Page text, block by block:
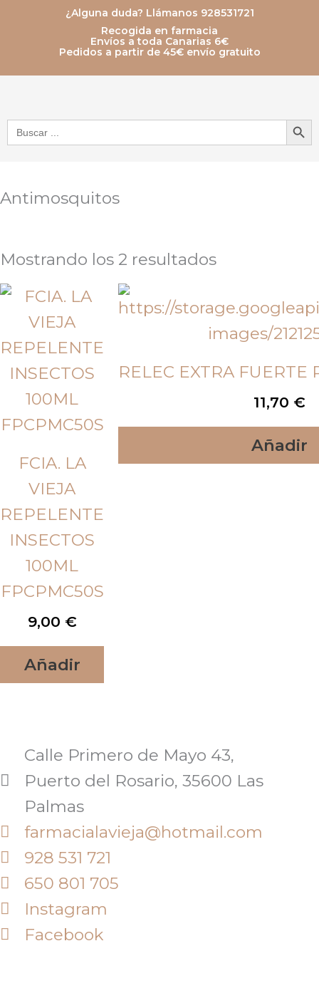
¿Alguna duda? Llámanos 928531721
Recogida en farmacia
Envíos a toda Canarias 6€
Pedidos a partir de 45€ envío gratuito
Buscar: Botón de
Antimosquitos
Mostrando los 2 resultados
FCIA. LA
VIEJA
REPELENTE
INSECTOS
100ML
FPCPMC50S
9,00 €
Añadir
RELEC EXTRA FUERTE
11,70 €
Añadir
Calle Primero de Mayo 43,
Puerto del Rosario, 35600 Las
Palmas
farmacialavieja@hotmail.com
928 531 721
650 801 705
Instagram
Facebook